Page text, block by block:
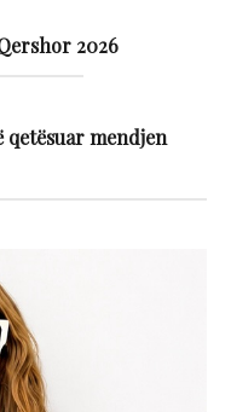
2026
qetësuar mendjen